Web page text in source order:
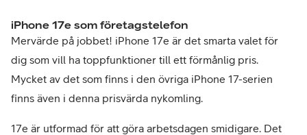
iPhone 17e som företagstelefon
Mervärde på jobbet! iPhone 17e är det smarta valet för
dig som vill ha toppfunktioner till ett förmånlig pris.
Mycket av det som finns i den övriga iPhone 17-serien
finns även i denna prisvärda nykomling.
17e är utformad för att göra arbetsdagen smidigare. Det